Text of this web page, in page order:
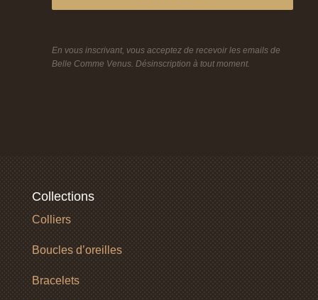
En vous inscrivant, vous acceptez de recevoir les emails de
Belle Comme Venus. Désinscription à tout moment.
Collections
Colliers
Boucles d’oreilles
Bracelets